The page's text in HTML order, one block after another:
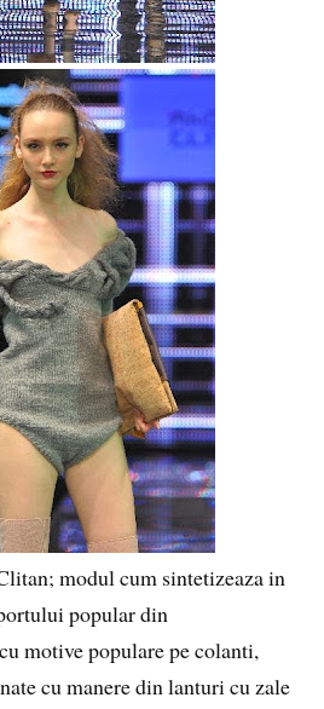
modul cum sintetizeaza in
popular din
motive populare pe colanti,
cu manere din lanturi cu zale